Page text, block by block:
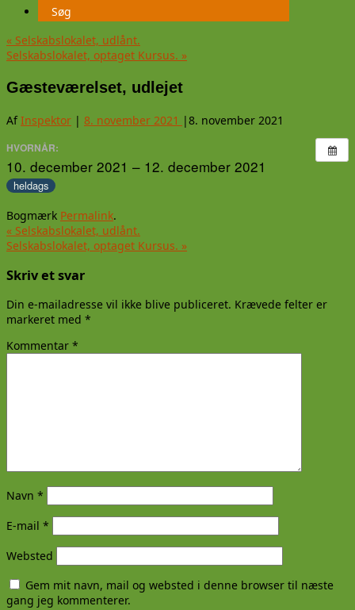
Søg
« Selskabslokalet, udlånt.
Selskabslokalet, optaget Kursus. »
Gæsteværelset, udlejet
AfInspektor | 8. november 2021 |8. november 2021
HVORNÅR:
10. december 2021 – 12. december 2021
heldags
Bogmærk Permalink.
« Selskabslokalet, udlånt.
Selskabslokalet, optaget Kursus. »
Skriv et svar
Din e-mailadresse vil ikke blive publiceret. Krævede felter er
markeret med *
Kommentar *
Navn *
E-mail *
Websted
Gem mit navn, mail og websted i denne browser til næste
gang jeg kommenterer.